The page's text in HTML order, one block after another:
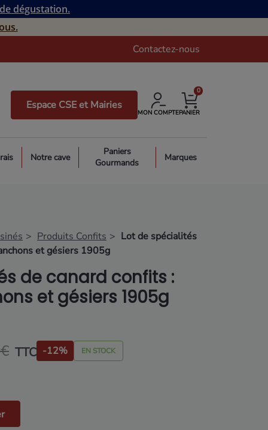
dégustation.
Contactez-nous
Espace CSE et Mairies
MON COMPTEPANIER
0
Notre cave
Paniers
Gourmands
Marques
Produits Confits
Lot de spécialités
et gésiers 1905g
de canard confits :
et gésiers 1905g
TTC -12% EN STOCK